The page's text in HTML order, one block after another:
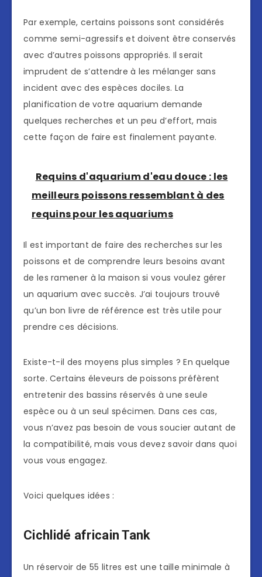
Par exemple, certains poissons sont considérés
comme semi-agressifs et doivent être conservés
avec d’autres poissons appropriés. Il serait
imprudent de s’attendre à les mélanger sans
incident avec des espèces dociles. La
planification de votre aquarium demande
quelques recherches et un peu d’effort, mais
cette façon de faire est finalement payante.
Requins d'aquarium d'eau douce : les
meilleurs poissons ressemblant à des
requins pour les aquariums
Il est important de faire des recherches sur les
poissons et de comprendre leurs besoins avant
de les ramener à la maison si vous voulez gérer
un aquarium avec succès. J’ai toujours trouvé
qu’un bon livre de référence est très utile pour
prendre ces décisions.
Existe-t-il des moyens plus simples ? En quelque
sorte. Certains éleveurs de poissons préfèrent
entretenir des bassins réservés à une seule
espèce ou à un seul spécimen. Dans ces cas,
vous n’avez pas besoin de vous soucier autant de
la compatibilité, mais vous devez savoir dans quoi
vous vous engagez.
Voici quelques idées :
Cichlidé africain Tank
Un réservoir de 55 litres est une taille minimale à